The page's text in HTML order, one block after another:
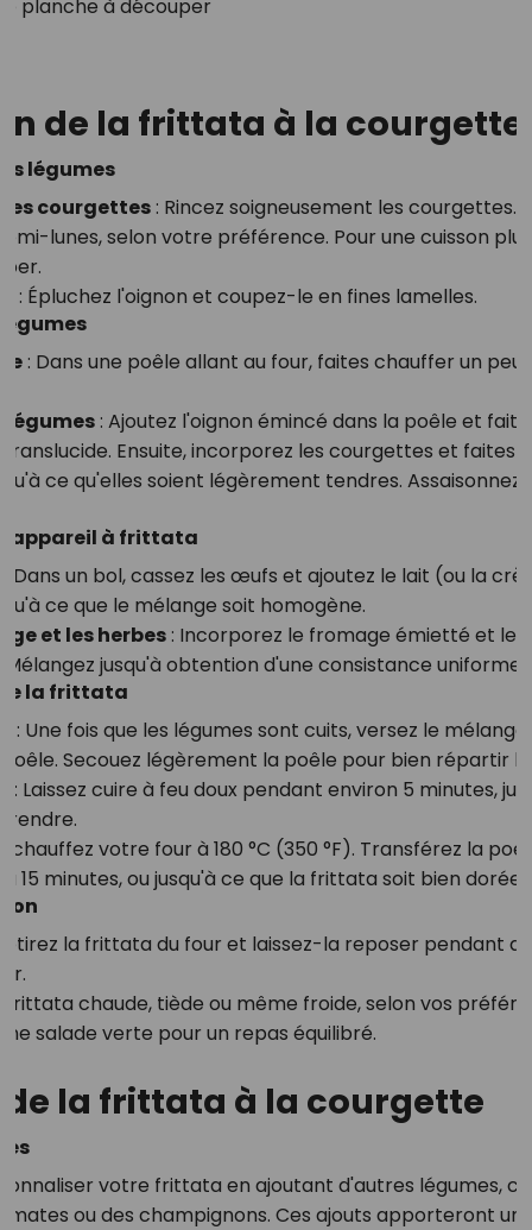
planche à découper
de la frittata à la courgette
légumes
les courgettes : Rincez soigneusement les courgettes.
lunes, selon votre préférence. Pour une cuisson
: Épluchez l'oignon et coupez-le en fines lamelles.
: Dans une poêle allant au four, faites chauffer un peu
légumes : Ajoutez l'oignon émincé dans la poêle et
Ensuite, incorporez les courgettes et faites
ce qu'elles soient légèrement tendres. Assaisonnez
l'appareil à frittata
: Dans un bol, cassez les œufs et ajoutez le lait (ou la
ce que le mélange soit homogène.
et les herbes : Incorporez le fromage émietté et
jusqu'à obtention d'une consistance uniforme.
de la frittata
: Une fois que les légumes sont cuits, versez le
Secouez légèrement la poêle pour bien répartir
: Laissez cuire à feu doux pendant environ 5 minutes,
votre four à 180 °C (350 °F). Transférez la
15 minutes, ou jusqu'à ce que la frittata soit bien
la frittata du four et laissez-la reposer pendant
frittata chaude, tiède ou même froide, selon vos
salade verte pour un repas équilibré.
la frittata à la courgette
votre frittata en ajoutant d'autres légumes,
ou des champignons. Ces ajouts apporteront